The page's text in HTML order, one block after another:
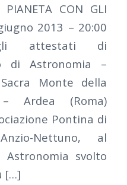
CON GLI
2013 – 20:00
attestati di
di Astronomia –
Monte della
Ardea (Roma)
Pontina di
Nettuno, al
svolto
[…]